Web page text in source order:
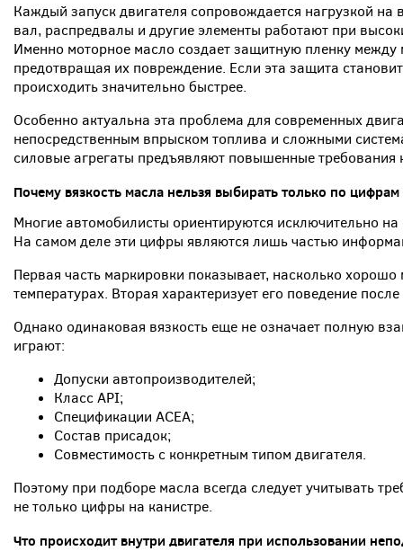
Каждый запуск двигателя сопровождается нагрузкой
вал, распредвалы и другие элементы работают при
Именно моторное масло создает защитную пленку между
предотвращая их повреждение. Если эта защита
происходить значительно быстрее.
Особенно актуальна эта проблема для современных
непосредственным впрыском топлива и сложными
силовые агрегаты предъявляют повышенные требования
Почему вязкость масла нельзя выбирать только по цифрам
Многие автомобилисты ориентируются исключительно
На самом деле эти цифры являются лишь частью
Первая часть маркировки показывает, насколько хорошо
температурах. Вторая характеризует его поведение
Однако одинаковая вязкость еще не означает полную
играют:
Допуски автопроизводителей;
Класс API;
Спецификации ACEA;
Состав присадок;
Совместимость с конкретным типом двигателя.
Поэтому при подборе масла всегда следует учитывать
не только цифры на канистре.
Что происходит внутри двигателя при использовании